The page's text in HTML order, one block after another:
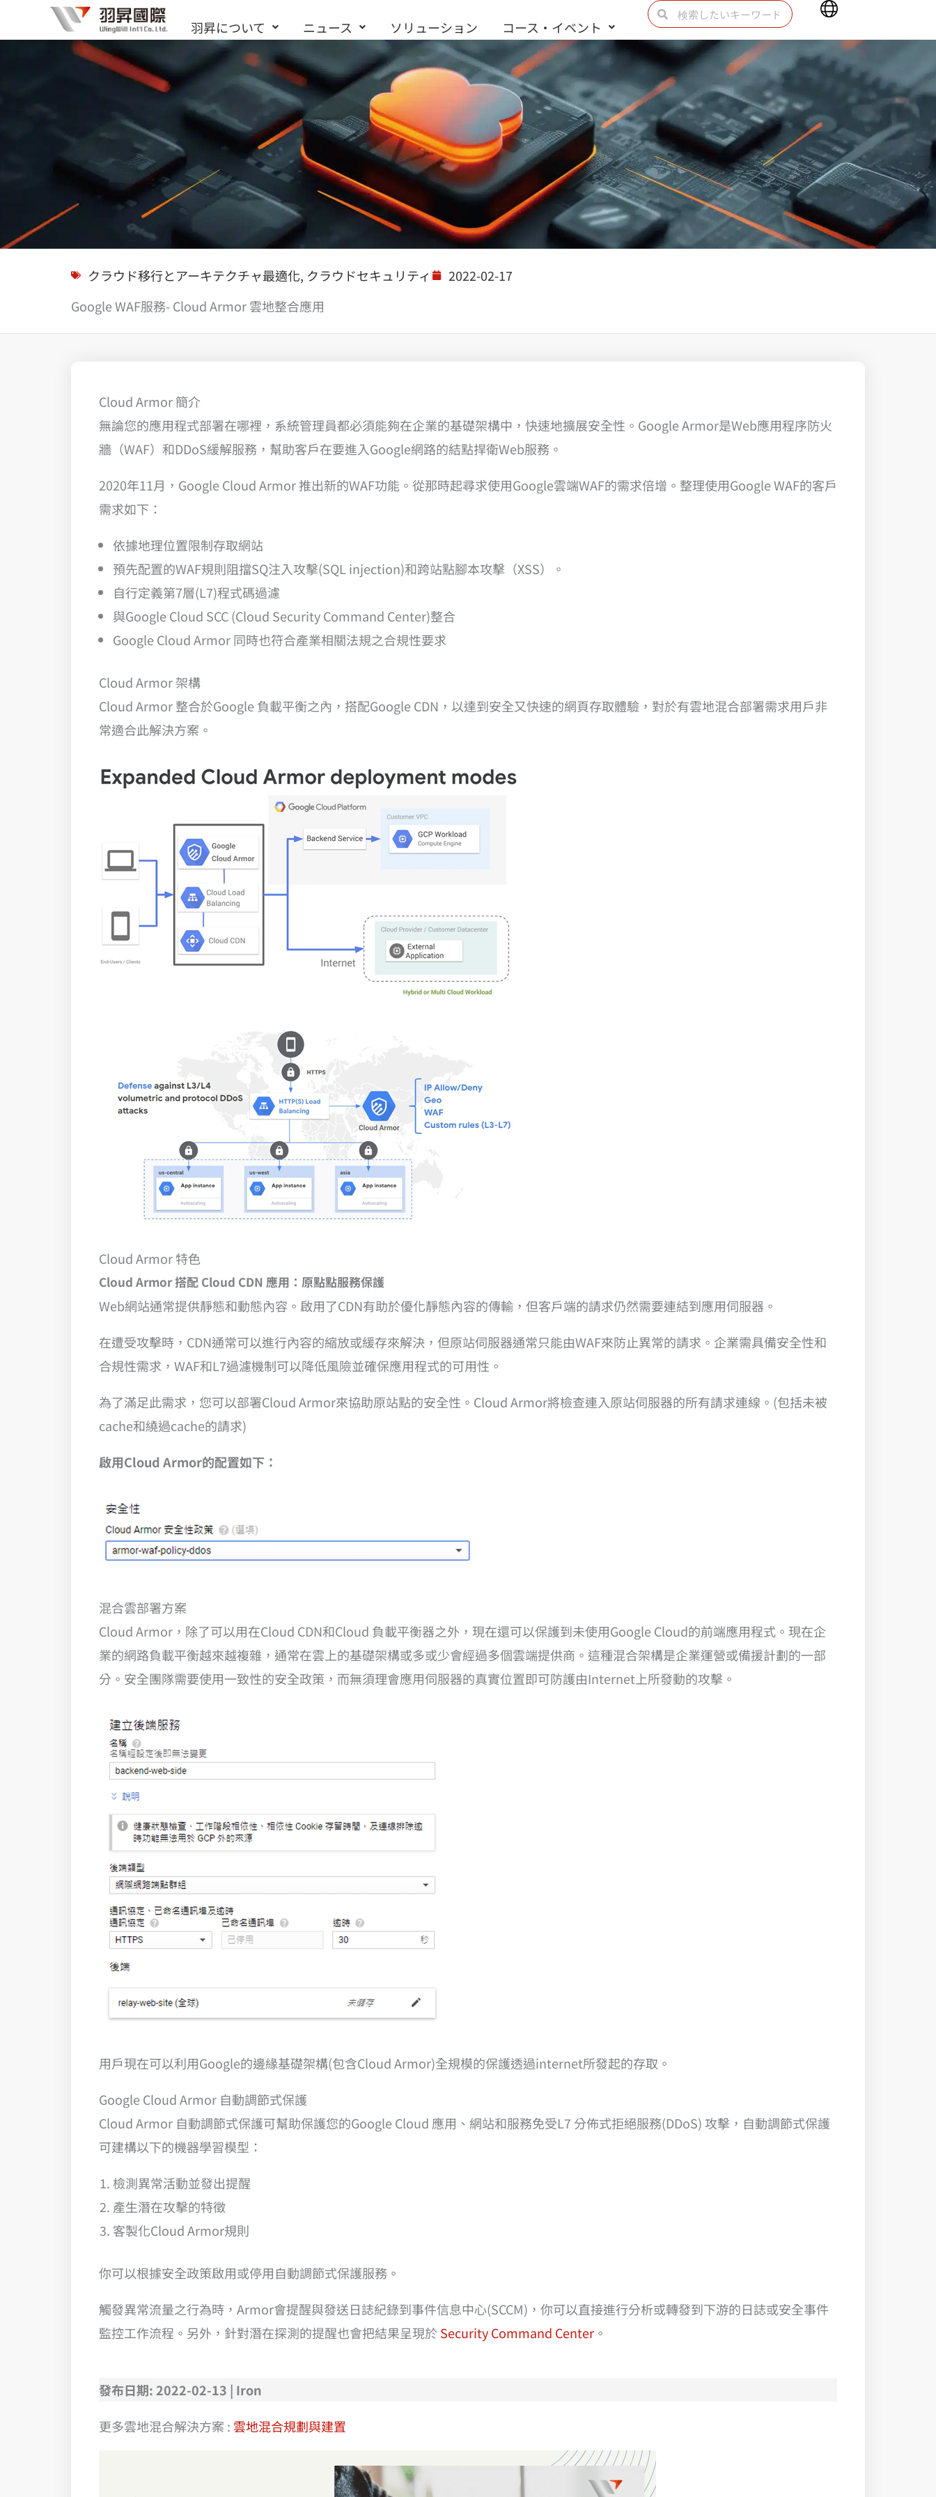
容
羽昇について ニュース ソリューション コース・イベント
お問い合わせ
検
索 索
Main
Menu
ソリューション
クラウド移行とアーキテクチャ最適化, クラウドセキュリティ
2022-02-17
Google WAF服務- Cloud Armor 雲地整合應用
Cloud Armor 簡介
無論您的應用程式部署在哪裡，系統管理員都必須能夠在企業的基礎架構中，快速地擴展安全性。Google Armor是Web應用程序防火
牆（WAF）和DDoS緩解服務，幫助客戶在要進入Google網路的結點捍衛Web服務。
2020年11月，Google Cloud Armor 推出新的WAF功能。從那時起尋求使用Google雲端WAF的需求倍增。整理使用Google WAF的客戶
需求如下：
依據地理位置限制存取網站
預先配置的WAF規則阻擋SQ注入攻擊(SQL injection)和跨站點腳本攻擊（XSS）。
自行定義第7層(L7)程式碼過濾
與Google Cloud SCC (Cloud Security Command Center)整合
Google Cloud Armor 同時也符合產業相關法規之合規性要求
Cloud Armor 架構
Cloud Armor 整合於Google 負載平衡之內，搭配Google CDN，以達到安全又快速的網頁存取體驗，對於有雲地混合部署需求用戶非
常適合此解決方案。
Cloud Armor 特色
Cloud Armor 搭配 Cloud CDN 應用：原點點服務保護
Web網站通常提供靜態和動態內容。啟用了CDN有助於優化靜態內容的傳輸，但客戶端的請求仍然需要連結到應用伺服器。
在遭受攻擊時，CDN通常可以進行內容的縮放或緩存來解決，但原站伺服器通常只能由WAF來防止異常的請求。企業需具備安全性和
合規性需求，WAF和L7過濾機制可以降低風險並確保應用程式的可用性。
為了滿足此需求，您可以部署Cloud Armor來協助原站點的安全性。Cloud Armor將檢查連入原站伺服器的所有請求連線。(包括未被
cache和繞過cache的請求)
啟用Cloud Armor的配置如下：
混合雲部署方案
Cloud Armor，除了可以用在Cloud CDN和Cloud 負載平衡器之外，現在還可以保護到未使用Google Cloud的前端應用程式。現在企
業的網路負載平衡越來越複雜，通常在雲上的基礎架構或多或少會經過多個雲端提供商。這種混合架構是企業運營或備援計劃的一部
分。安全團隊需要使用一致性的安全政策，而無須理會應用伺服器的真實位置即可防護由Internet上所發動的攻擊。
用戶現在可以利用Google的邊緣基礎架構(包含Cloud Armor)全規模的保護透過internet所發起的存取。
Google Cloud Armor 自動調節式保護
Cloud Armor 自動調節式保護可幫助保護您的Google Cloud 應用、網站和服務免受L7 分佈式拒絕服務(DDoS) 攻擊，自動調節式保護
可建構以下的機器學習模型：
檢測異常活動並發出提醒
產生潛在攻擊的特徵
客製化Cloud Armor規則
你可以根據安全政策啟用或停用自動調節式保護服務。
觸發異常流量之行為時，Armor會提醒與發送日誌紀錄到事件信息中心(SCCM)，你可以直接進行分析或轉發到下游的日誌或安全事件
監控工作流程。另外，針對潛在探測的提醒也會把結果呈現於 Security Command Center 。
發布日期: 2022-02-13 | Iron
更多雲地混合解決方案 : 雲地混合規劃與建置